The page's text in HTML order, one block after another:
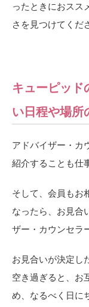
ったときにおスス
さを見つけてくだ
キューピッド
い日程や場所
アドバイザー・カ
紹介することも仕
そして、会員もお
なったら、お見合
ザー・カウンセラ
お見合いが決定し
空き過ぎると、お
め、なるべく日に